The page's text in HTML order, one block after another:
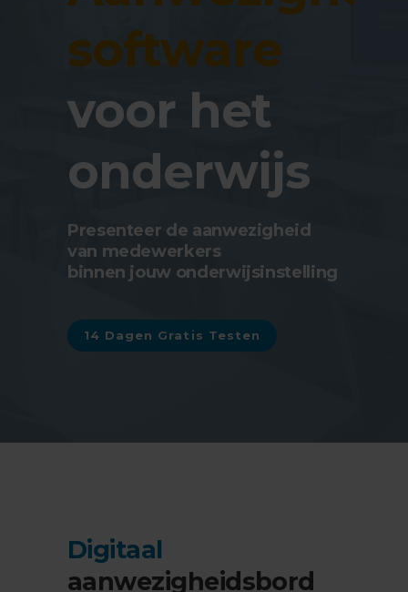
software
voor het
onderwijs
Presenteer de aanwezigheid
van medewerkers
binnen jouw onderwijsinstelling
14 Dagen Gratis Testen
Digitaal
aanwezigheidsbord